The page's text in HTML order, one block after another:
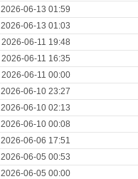
2026-06-13 01:59
2026-06-13 01:03
2026-06-11 19:48
2026-06-11 16:35
2026-06-11 00:00
2026-06-10 23:27
2026-06-10 02:13
2026-06-10 00:08
2026-06-06 17:51
2026-06-05 00:53
2026-06-05 00:00